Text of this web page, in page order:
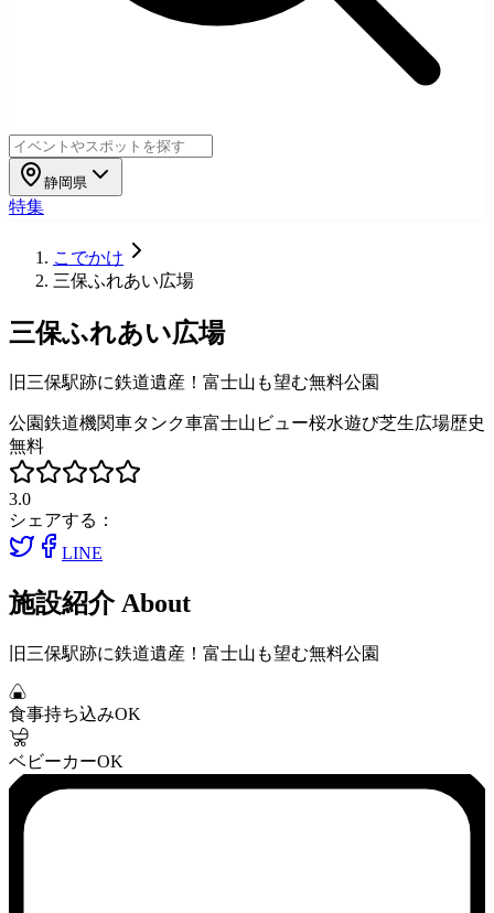
静岡県
特集
こでかけ
三保ふれあい広場
三保ふれあい広場
旧三保駅跡に鉄道遺産！富士山も望む無料公園
公園鉄道機関車タンク車富士山ビュー桜水遊び芝生広場歴史
無料
3.0
シェアする：
LINE
施設紹介 About
旧三保駅跡に鉄道遺産！富士山も望む無料公園
食事持ち込みOK
ベビーカーOK